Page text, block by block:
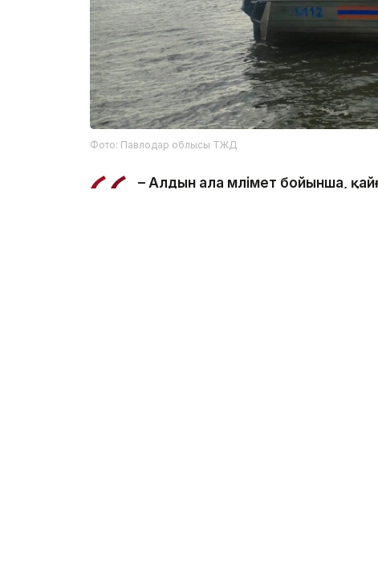
Фото: Павлодар облысы ТЖД
– Алдын ала мәлімет бойынша,